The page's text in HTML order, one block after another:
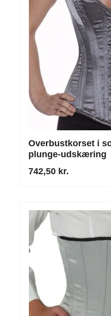
Overbustkorset i
plunge-udskæring
742,50 kr.